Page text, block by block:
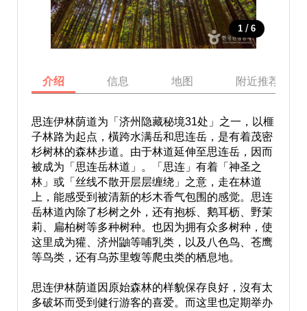
1 / 6
介绍 信息 地图 附近推荐景点
思连伊林荫道为「济州隐藏秘境31处」之一，以榧
子林路为起点，橫跨水满岳和思连岳，是有着茂密
杉树林的森林步道。由于林道延伸至思连岳，因而
被成为「思连岳林道」。「思连」有着「神圣之
林」或「丝线不散开层层缠绕」之意，走在林道
上，能感受到被清新的杉木香气包围的感觉。思连
岳林道內除了杉树之外，还有抱栎、鹅耳枥、野茉
莉、扁柏树等多种树种。也因为拥有众多树种，使
这里成为獾、济州鼬等哺乳类，以及八色鸟、苍鹰
等鸟类，还有乌苏里蝮等爬虫类的栖息地。
思连伊林荫道因原始森林的样貌保存良好，沒有太
多破坏而受到健行游客的喜爱。而这里也定期举办